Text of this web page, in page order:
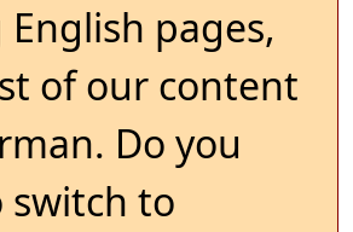
pages,
of our content
Do you
to